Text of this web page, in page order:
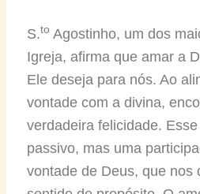
S.to Agostinho, um dos
Igreja, afirma que amar a
Ele deseja para nós. Ao
vontade com a divina,
verdadeira felicidade.
passivo, mas uma
vontade de Deus, que nos